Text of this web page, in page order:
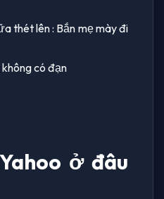
thét lên : Bắn mẹ mày đi
không có đạn
ở đâu